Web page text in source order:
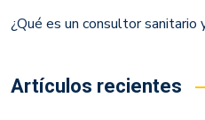
¿Qué es un consultor sanitario
Artículos recientes